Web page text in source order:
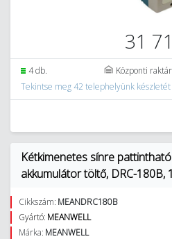
31
4 db. Központi raktár
Tekintse meg 42 telephelyünk készletét
Kétkimenetes sínre
akkumulátor töltő, DRC-180B,
Cikkszám: MEANDRC180B
Gyártó: MEANWELL
Márka: MEANWELL